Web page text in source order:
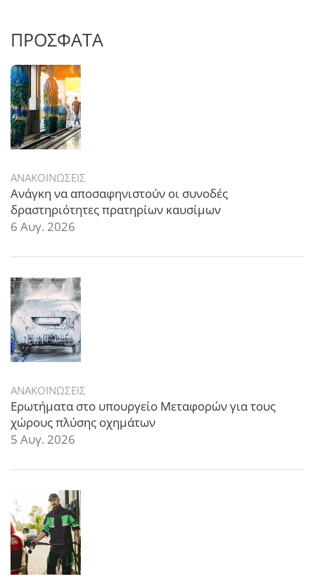
ΠΡΟΣΦΑΤΑ
ΑΝΑΚΟΙΝΩΣΕΙΣ
Ανάγκη να αποσαφηνιστούν οι συνοδές
δραστηριότητες πρατηρίων καυσίμων
6 Αυγ. 2026
ΑΝΑΚΟΙΝΩΣΕΙΣ
Ερωτήματα στο υπουργείο Μεταφορών για τους
χώρους πλύσης οχημάτων
5 Αυγ. 2026